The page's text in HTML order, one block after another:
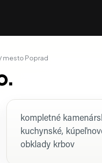
mesto Poprad
Profil firmy
kompletné
kuchynské,
obklady krbov